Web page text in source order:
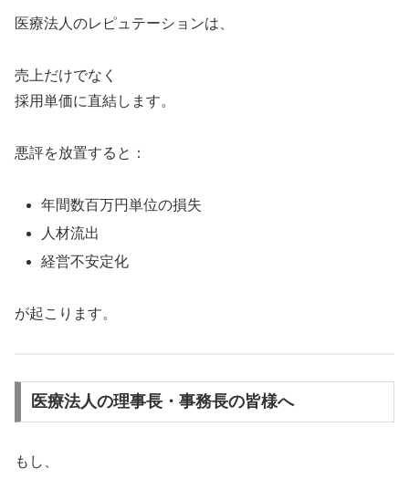
医療法人のレピュテーションは、
売上だけでなく
採用単価に直結します。
悪評を放置すると：
年間数百万円単位の損失
人材流出
経営不安定化
が起こります。
医療法人の理事長・事務長の皆様へ
もし、